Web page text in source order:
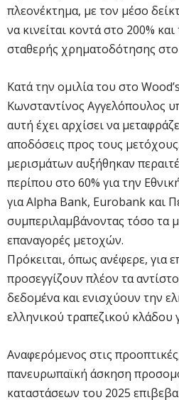
πλεονέκτημα, με τον μέσο
να κινείται κοντά στο 200%
σταθερής χρηματοδότησης στο
Κατά την ομιλία του στο
Κωνσταντίνος Αγγελόπουλος
αυτή έχει αρχίσει να
αποδόσεις προς τους
μερισμάτων αυξήθηκαν
περίπου στο 60% για την
για Alpha Bank, Eurobank και
συμπεριλαμβάνοντας τόσο τα
επαναγορές μετοχών.
Πρόκειται, όπως ανέφερε, για
προσεγγίζουν πλέον τα
δεδομένα και ενισχύουν την
ελληνικού τραπεζικού κλάδου
Αναφερόμενος στις
πανευρωπαϊκή άσκηση
καταστάσεων του 2025